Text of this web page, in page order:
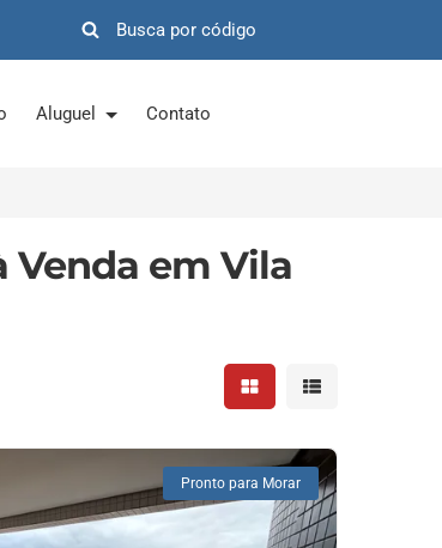
Aluguel Contato
Venda em Vila
Mostrar resultados em
Mostrar
Pronto para Morar